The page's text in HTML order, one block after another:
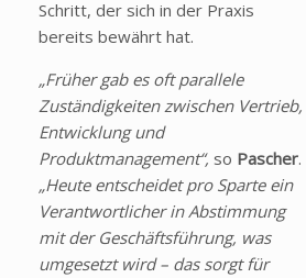
Schritt, der sich in der Praxis
bereits bewährt hat.
„Früher gab es oft parallele
Zuständigkeiten zwischen Vertrieb,
Entwicklung und
Produktmanagement“, so Pascher.
„Heute entscheidet pro Sparte ein
Verantwortlicher in Abstimmung
mit der Geschäftsführung, was
umgesetzt wird – das sorgt für